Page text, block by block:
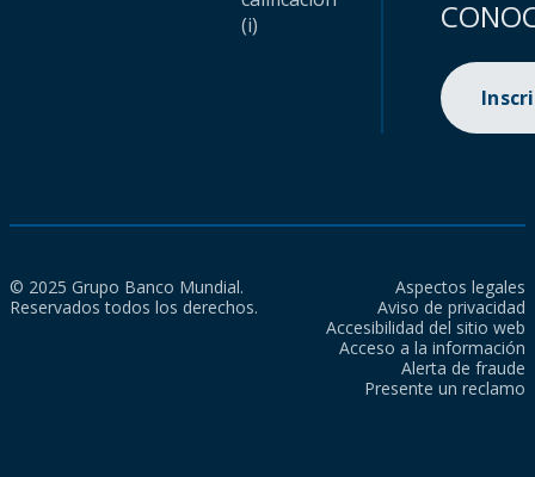
(i)
© 2025 Grupo Banco Mundial.
Reservados todos los derechos.
Aspectos legales
Aviso de privacidad
Accesibilidad del sitio web
Acceso a la información
Alerta de fraude
Presente un reclamo